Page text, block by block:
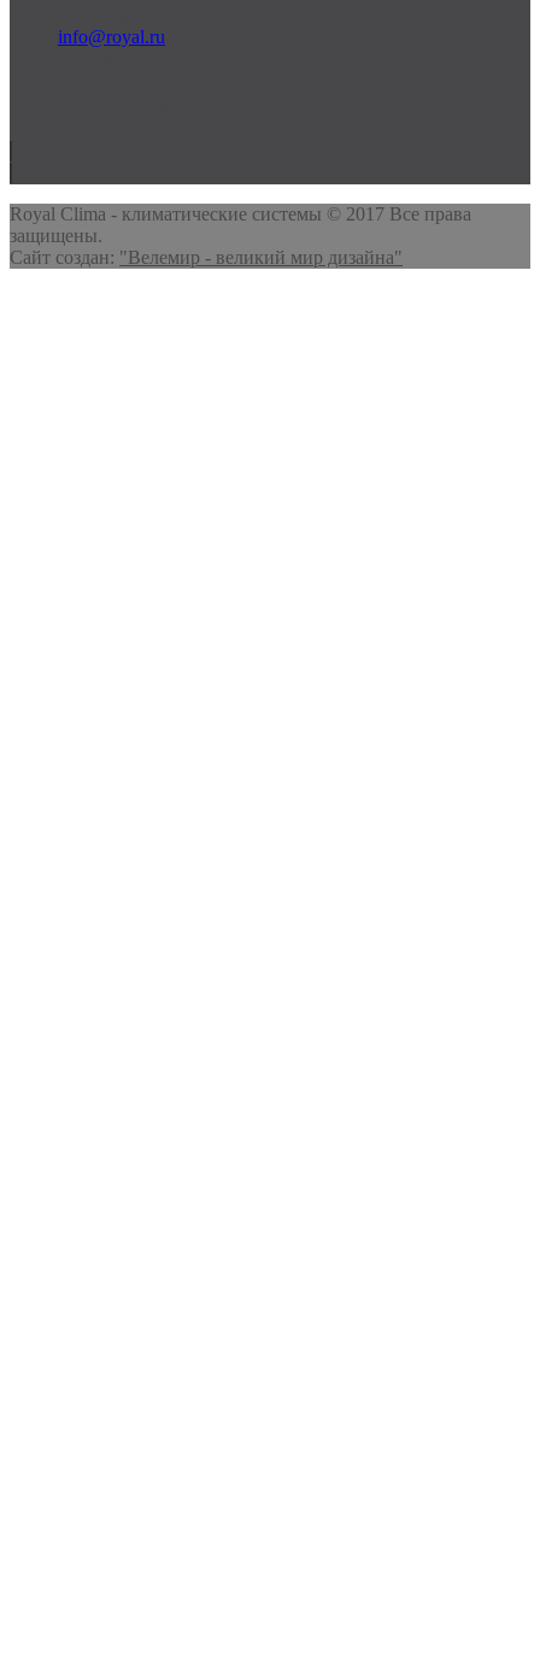
info@royal.ru
Royal Clima - климатические системы © 2017 Все права
защищены.
Сайт создан: "Велемир - великий мир дизайна"